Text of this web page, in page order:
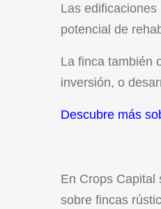
Las
potencial de
La finca también
inversión, o
Descubre más
En Crops
sobre fincas